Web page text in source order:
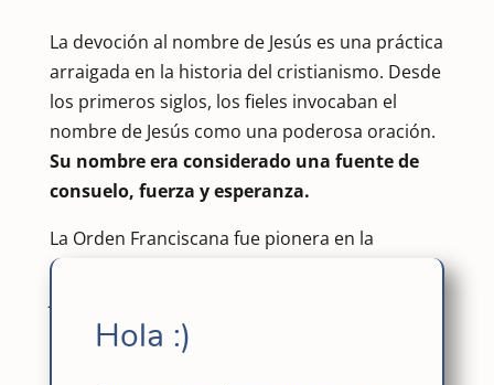
La devoción al nombre de Jesús es una práctica
arraigada en la historia del cristianismo. Desde
los primeros siglos, los fieles invocaban el
nombre de Jesús como una poderosa oración.
Su nombre era considerado una fuente de
consuelo, fuerza y esperanza.
La Orden Franciscana fue pionera en la
celebración litúrgica del Dulce Nombre de
esta orden el privilegio de celebrar un oficio
propio dedicado a esta festividad.
Hola :)